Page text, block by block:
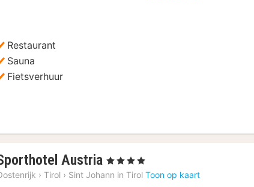
foto
Restaurant
Sauna
Fietsverhuur
Austria 1
nacht
, 4 Sterren
› Tirol › Sint Johann in Tirol Toon op kaart